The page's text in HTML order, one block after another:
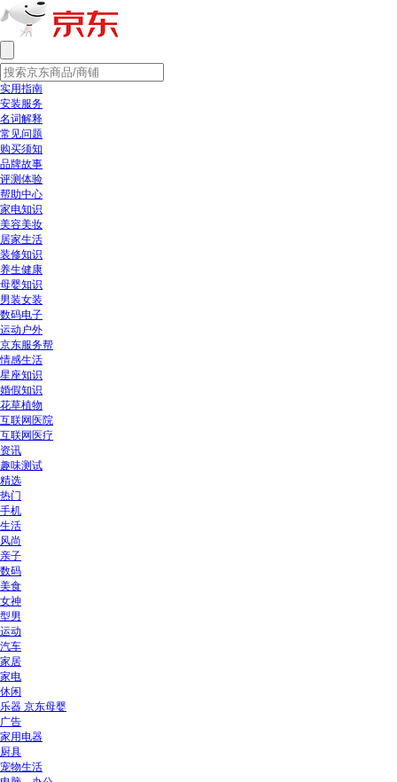
实用指南
安装服务
名词解释
常见问题
购买须知
品牌故事
评测体验
帮助中心
家电知识
美容美妆
居家生活
装修知识
养生健康
母婴知识
男装女装
数码电子
运动户外
京东服务帮
情感生活
星座知识
婚假知识
花草植物
互联网医院
互联网医疗
资讯
趣味测试
精选
热门
手机
生活
风尚
亲子
数码
美食
女神
型男
运动
汽车
家居
家电
休闲
乐器 京东母婴
广告
家用电器
厨具
宠物生活